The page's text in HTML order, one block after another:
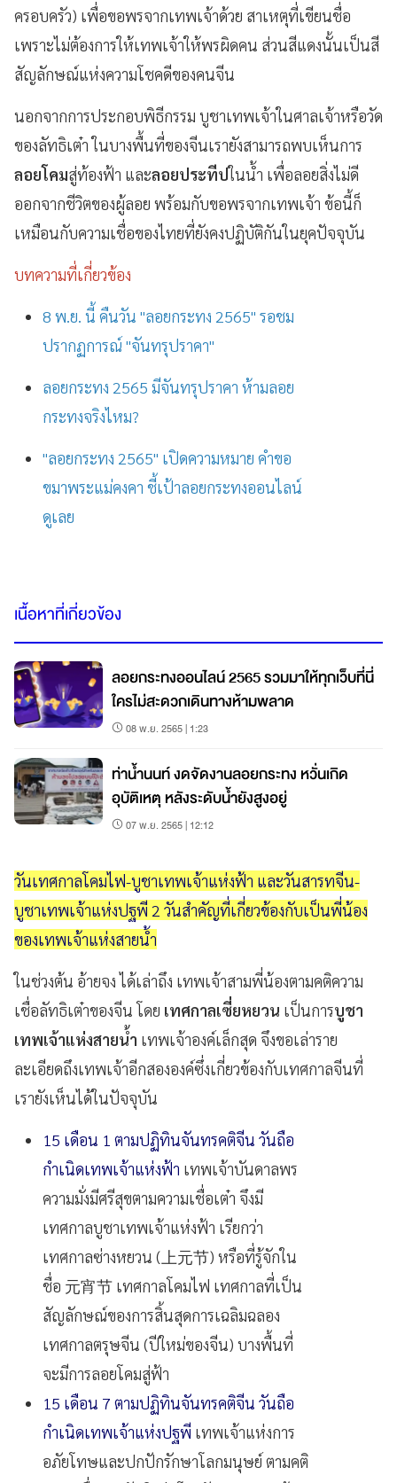
ครอบครัว) เพื่อขอพรจากเทพเจ้าด้วย สาเหตุที่เขียนชื่อ
เพราะไม่ต้องการให้เทพเจ้าให้พรผิดคน ส่วนสีแดงนั้นเป็นสี
สัญลักษณ์แห่งความโชคดีของคนจีน
นอกจากการประกอบพิธีกรรม บูชาเทพเจ้าในศาลเจ้าหรือวัด
ของลัทธิเต๋า ในบางพื้นที่ของจีนเรายังสามารถพบเห็นการ
ลอยโคมสู่ท้องฟ้า และลอยประทีปในน้ำ เพื่อลอยสิ่งไม่ดี
ออกจากชีวิตของผู้ลอย พร้อมกับขอพรจากเทพเจ้า ข้อนี้ก็
เหมือนกับความเชื่อของไทยที่ยังคงปฏิบัติกันในยุคปัจจุบัน
บทความที่เกี่ยวข้อง
8 พ.ย. นี้ คืนวัน "ลอยกระทง 2565" รอชม
ปรากฏการณ์ "จันทรุปราคา"
ลอยกระทง 2565 มีจันทรุปราคา ห้ามลอย
กระทงจริงไหม?
"ลอยกระทง 2565" เปิดความหมาย คำขอ
ขมาพระแม่คงคา ชี้เป้าลอยกระทงออนไลน์
ดูเลย
เนื้อหาที่เกี่ยวข้อง
ลอยกระทงออนไลน์ 2565 รวมมาให้ทุกเว็บที่นี่
ใครไม่สะดวกเดินทางห้ามพลาด
08 พ.ย. 2565 | 1:23
ท่าน้ำนนท์ งดจัดงานลอยกระทง หวั่นเกิด
อุบัติเหตุ หลังระดับน้ำยังสูงอยู่
07 พ.ย. 2565 | 12:12
วันเทศกาลโคมไฟ-บูชาเทพเจ้าแห่งฟ้า และวันสารทจีน-
บูชาเทพเจ้าแห่งปฐพี 2 วันสำคัญที่เกี่ยวข้องกับเป็นพี่น้อง
ของเทพเจ้าแห่งสายน้ำ
ในช่วงต้น อ้ายจง ได้เล่าถึง เทพเจ้าสามพี่น้องตามคติความ
เชื่อลัทธิเต๋าของจีน โดย เทศกาลเซี่ยหยวน เป็นการบูชา
เทพเจ้าแห่งสายน้ำ เทพเจ้าองค์เล็กสุด จึงขอเล่าราย
ละเอียดถึงเทพเจ้าอีกสององค์ซึ่งเกี่ยวข้องกับเทศกาลจีนที่
เรายังเห็นได้ในปัจจุบัน
15 เดือน 1 ตามปฏิทินจันทรคติจีน วันถือ
กำเนิดเทพเจ้าแห่งฟ้า เทพเจ้าบันดาลพร
ความมั่งมีศรีสุขตามความเชื่อเต๋า จึงมี
เทศกาลบูชาเทพเจ้าแห่งฟ้า เรียกว่า
เทศกาลซ่างหยวน (上元节) หรือที่รู้จักใน
ชื่อ 元宵节 เทศกาลโคมไฟ เทศกาลที่เป็น
สัญลักษณ์ของการสิ้นสุดการเฉลิมฉลอง
เทศกาลตรุษจีน (ปีใหม่ของจีน) บางพื้นที่
จะมีการลอยโคมสู่ฟ้า
15 เดือน 7 ตามปฏิทินจันทรคติจีน วันถือ
กำเนิดเทพเจ้าแห่งปฐพี เทพเจ้าแห่งการ
อภัยโทษและปกปักรักษาโลกมนุษย์ ตามคติ